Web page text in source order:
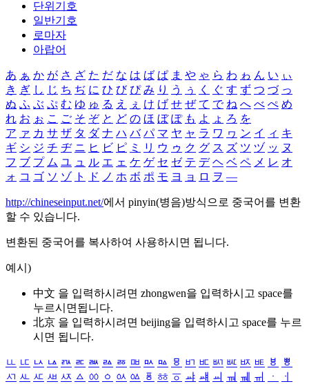
단위기호
일반기호
로마자
아랍어
あ ぁ か が さ ざ た だ な は ば ぱ ま や ゃ ら わ ゎ ん い ぃ
き ぎ し じ ち ぢ に ひ び ぴ み り う ぅ く ぐ す ず つ づ っ
ぬ ふ ぶ ぷ む ゆ ゅ る え ぇ け げ せ ぜ て で ね へ べ ぺ め
れ お ぉ こ ご そ ぞ と ど の ほ ぼ ぽ も よ ょ ろ を
ア ァ カ サ ザ タ ダ ナ ハ バ パ マ ヤ ャ ラ ワ ヮ ン イ ィ キ
ギ シ ジ チ ヂ ニ ヒ ビ ピ ミ リ ウ ゥ ク グ ス ズ ツ ヅ ッ ヌ
フ ブ プ ム ユ ュ ル エ ェ ケ ゲ セ ゼ テ デ ヘ ベ ペ メ レ オ
ォ コ ゴ ソ ゾ ト ド ノ ホ ボ ポ モ ヨ ョ ロ ヲ ―
http://chineseinput.net/에서 pinyin(병음)방식으로 중국어를 변환
할 수 있습니다.
변환된 중국어를 복사하여 사용하시면 됩니다.
예시)
中文 을 입력하시려면 zhongwen을 입력하시고 space를
누르시면됩니다.
北京 을 입력하시려면 beijing을 입력하시고 space를 누르
시면 됩니다.
ㅥ ㅦ ㅧ ㅨ ㅩ ㅪ ㅫ ㅬ ㅭ ㅮ ㅯ ㅰ ㅱ ㅲ ㅳ ㅴ ㅵ ㅶ ㅷ ㅸ
ㅹ
ㅺ ㅻ ㅼ ㅽ ㅾ ㅿ ㆀ ㆁ ㆂ ㆃ ㆄ ㆅ ㆆ ㆇ ㆈ ㆉ ㆊ ㆋ ㆌ ㆍ
ㆎ